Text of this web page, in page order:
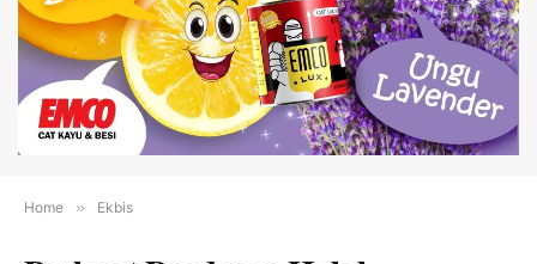
Home » Ekbis